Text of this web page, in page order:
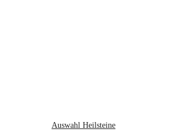
Auswahl Heilsteine